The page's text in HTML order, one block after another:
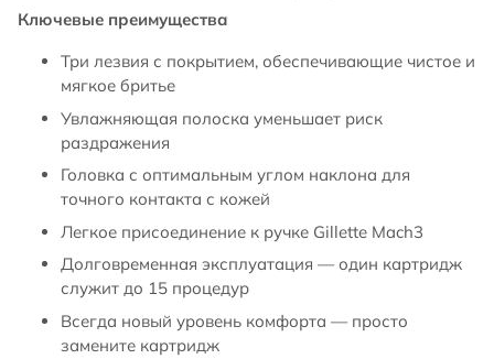
Ключевые преимущества
Три лезвия с покрытием, обеспечивающие чистое и
мягкое бритье
Увлажняющая полоска уменьшает риск
раздражения
Головка с оптимальным углом наклона для
точного контакта с кожей
Легкое присоединение к ручке Gillette Mach3
Долговременная эксплуатация — один картридж
служит до 15 процедур
Всегда новый уровень комфорта — просто
замените картридж